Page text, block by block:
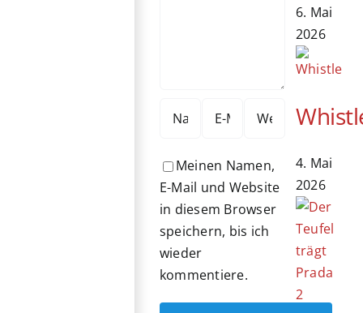
Meinen Namen,
E-Mail und Website
in diesem Browser
speichern, bis ich
wieder
kommentiere.
6. Mai
2026
4. Mai
2026